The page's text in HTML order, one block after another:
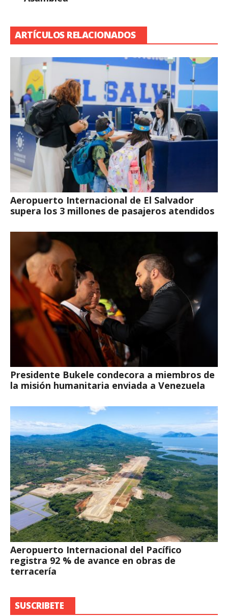
ARTÍCULOS RELACIONADOS
Aeropuerto Internacional de El Salvador
supera los 3 millones de pasajeros atendidos
Presidente Bukele condecora a miembros de
la misión humanitaria enviada a Venezuela
Aeropuerto Internacional del Pacífico
registra 92 % de avance en obras de
terracería
SUSCRIBETE